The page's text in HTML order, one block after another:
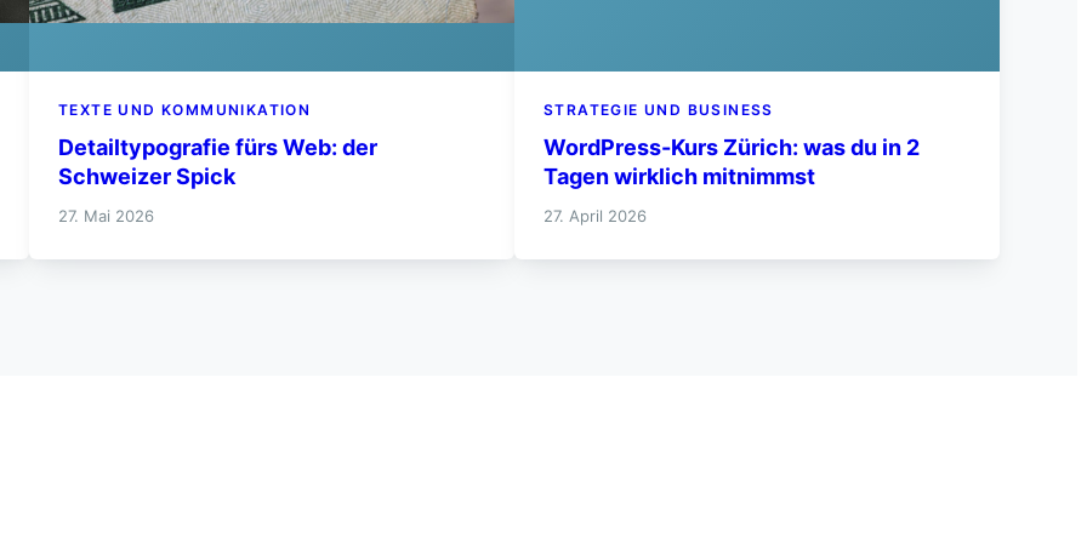
TEXTE UND KOMMUNIKATION
Detailtypografie fürs Web: der
Schweizer Spick
27. Mai 2026
STRATEGIE UND BUSINESS
WordPress-Kurs Zürich: was du in 2
Tagen wirklich mitnimmst
27. April 2026